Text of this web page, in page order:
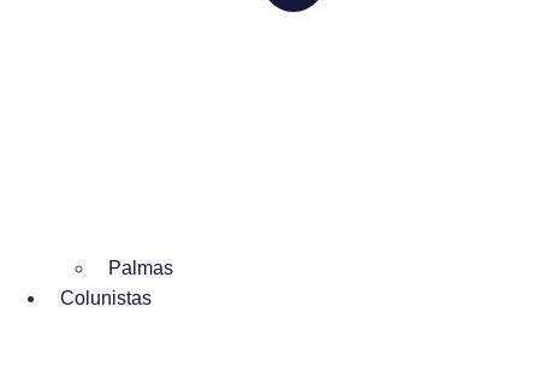
Palmas
Colunistas